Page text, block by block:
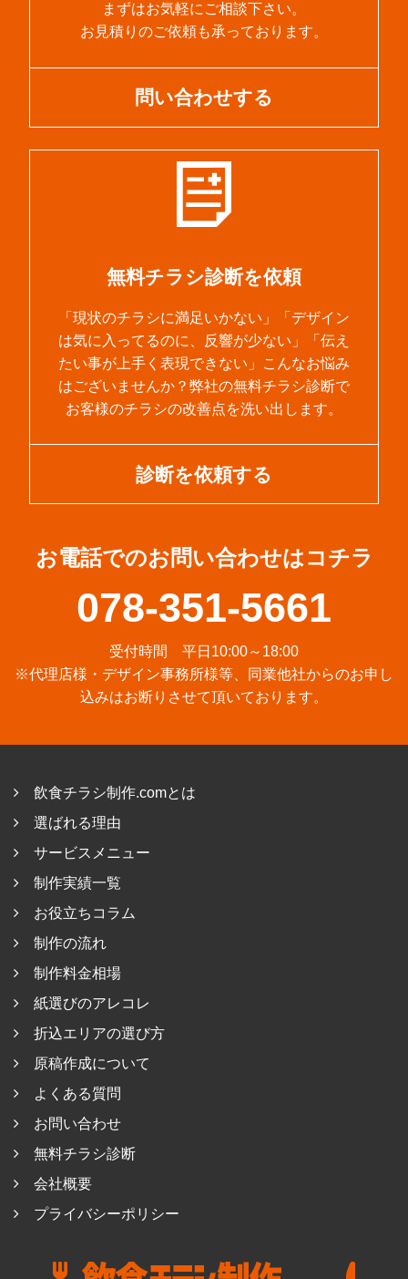
まずはお気軽にご相談下さい。
お見積りのご依頼も承っております。
問い合わせする
無料チラシ診断を依頼
「現状のチラシに満足いかない」「デザイン
は気に入ってるのに、反響が少ない」「伝え
たい事が上手く表現できない」こんなお悩み
はございませんか？弊社の無料チラシ診断で
お客様のチラシの改善点を洗い出します。
診断を依頼する
お電話でのお問い合わせはコチラ
078-351-5661
受付時間 平日10:00～18:00
※代理店様・デザイン事務所様等、同業他社からのお申し
込みはお断りさせて頂いております。
飲食チラシ制作.comとは
選ばれる理由
サービスメニュー
制作実績一覧
お役立ちコラム
制作の流れ
制作料金相場
紙選びのアレコレ
折込エリアの選び方
原稿作成について
よくある質問
お問い合わせ
無料チラシ診断
会社概要
プライバシーポリシー